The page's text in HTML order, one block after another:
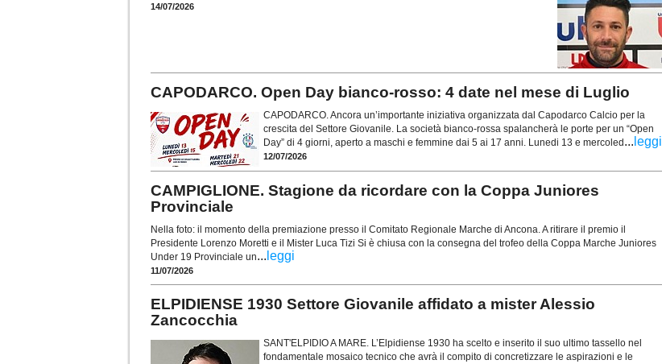
14/07/2026
CAPODARCO. Open Day bianco-rosso: 4 date nel mese di Luglio
CAPODARCO. Ancora un’importante iniziativa organizzata dal Capodarco Calcio per la
crescita del Settore Giovanile. La società bianco-rossa spalancherà le porte per un “Open
Day” di 4 giorni, aperto a maschi e femmine dai 5 ai 17 anni. Lunedi 13 e mercoled ... leggi
12/07/2026
CAMPIGLIONE. Stagione da ricordare con la Coppa Juniores
Provinciale
Nella foto: il momento della premiazione presso il Comitato Regionale Marche di Ancona. A ritirare il premio il
Presidente Lorenzo Moretti e il Mister Luca Tizi Si è chiusa con la consegna del trofeo della Coppa Marche Juniores
Under 19 Provinciale un... leggi
11/07/2026
ELPIDIENSE 1930 Settore Giovanile affidato a mister Alessio
Zancocchia
SANT'ELPIDIO A MARE. L’Elpidiense 1930 ha scelto e inserito il suo ultimo tassello nel
fondamentale mosaico tecnico che avrà il compito di concretizzare le aspirazioni e le